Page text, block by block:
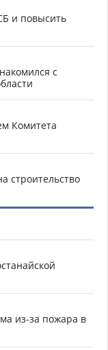
и повысить
с
Комитета
строительство
из-за пожара в